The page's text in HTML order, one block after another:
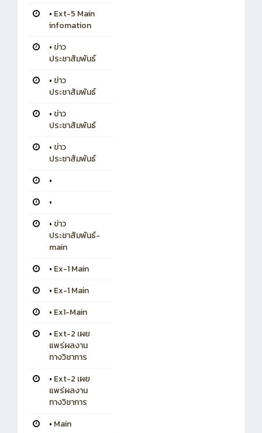
• Ext-5 Main
infomation
• ข่าว
ประชาสัมพันธ์
• ข่าว
ประชาสัมพันธ์
• ข่าว
ประชาสัมพันธ์
• ข่าว
ประชาสัมพันธ์
•
•
• ข่าว
ประชาสัมพันธ์-
main
• Ex-1 Main
• Ex-1 Main
• Ex1-Main
• Ext-2 เผย
แพร่ผลงาน
ทางวิชาการ
• Ext-2 เผย
แพร่ผลงาน
ทางวิชาการ
• Main